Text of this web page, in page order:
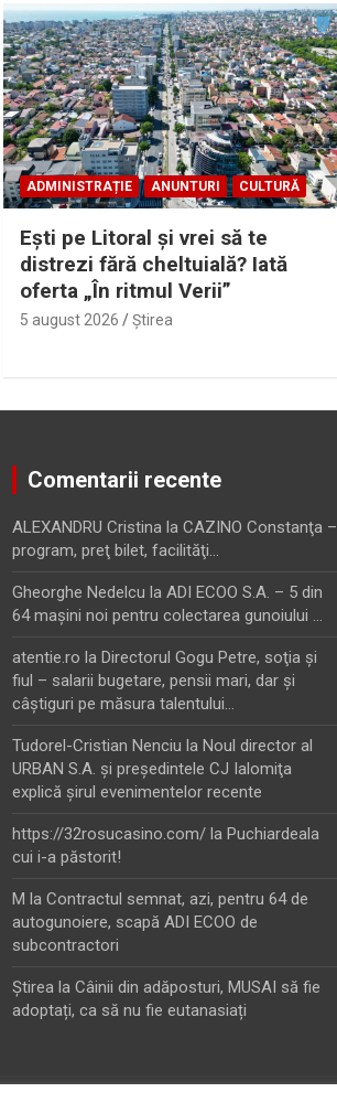
ADMINISTRAȚIE ANUNTURI CULTURĂ
Eşti pe Litoral şi vrei să te
distrezi fără cheltuială? Iată
oferta „În ritmul Verii”
5 august 2026 Ştirea
Comentarii recente
ALEXANDRU Cristina la CAZINO Constanţa –
program, preţ bilet, facilităţi…
Gheorghe Nedelcu la ADI ECOO S.A. – 5 din
64 maşini noi pentru colectarea gunoiului …
atentie.ro la Directorul Gogu Petre, soţia şi
fiul – salarii bugetare, pensii mari, dar şi
câştiguri pe măsura talentului…
Tudorel-Cristian Nenciu la Noul director al
URBAN S.A. şi preşedintele CJ Ialomiţa
explică şirul evenimentelor recente
https://32rosucasino.com/ la Puchiardeala
cui i-a păstorit!
M la Contractul semnat, azi, pentru 64 de
autogunoiere, scapă ADI ECOO de
subcontractori
Ştirea la Câinii din adăposturi, MUSAI să fie
adoptați, ca să nu fie eutanasiați